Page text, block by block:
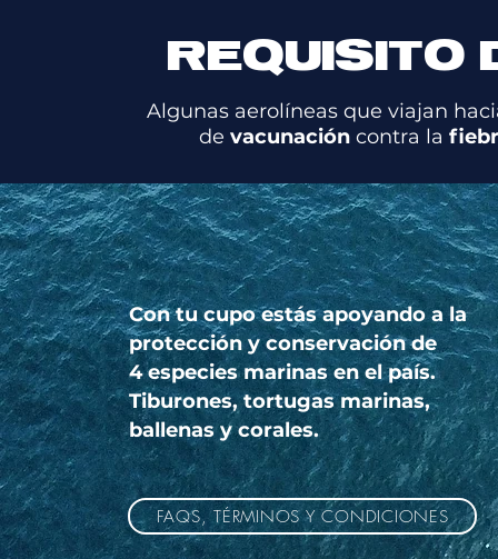
REQUISITO
Algunas aerolíneas que viajan
de vacunacióncontra la
Con tu cupo estás apoyando a la
protección y conservación de
4 especies marinas en el país.
Tiburones, tortugas marinas,
ballenas y corales.
FAQS, TÉRMINOS Y CONDICIONES